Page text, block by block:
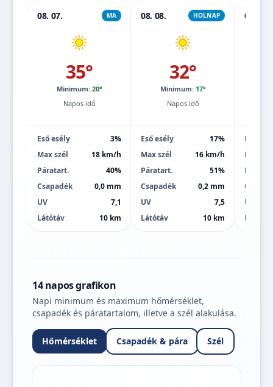
08. 07. MA
35°
Minimum: 20°
Napos idő
Eső esély
3%
Max szél
18 km/h
Páratart.
40%
Csapadék
0,0 mm
UV
7,1
Látótáv
10 km
08. 08. HOLNAP
32°
Minimum: 17°
Napos idő
Eső esély
17%
Max szél
16 km/h
Páratart.
51%
Csapadék
0,2 mm
UV
7,5
Látótáv
10 km
08. 09.
Eső
Max
UV
Látótáv
14 napos grafikon
Napi minimum és maximum hőmérséklet,
csapadék és páratartalom, illetve a szél alakulása.
Hőmérséklet Csapadék & pára Szél